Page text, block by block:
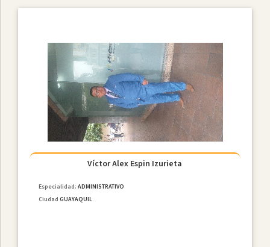
Víctor Alex Espin Izurieta
Especialidad:ADMINISTRATIVO
Ciudad GUAYAQUIL